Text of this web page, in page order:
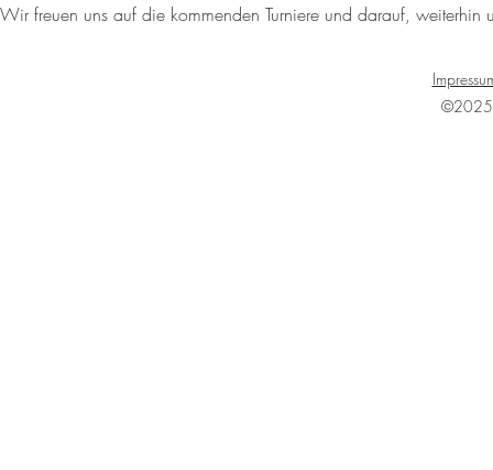
Wir freuen uns auf die kommenden Turniere und darauf, weiterhin
©2025